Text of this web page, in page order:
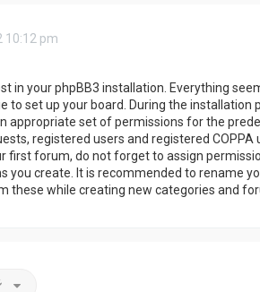
10:12 pm
in your phpBB3 installation. Everything
to set up your board. During the
appropriate set of permissions for the
registered users and registered
first forum, do not forget to assign
you create. It is recommended to rename
these while creating new categories and